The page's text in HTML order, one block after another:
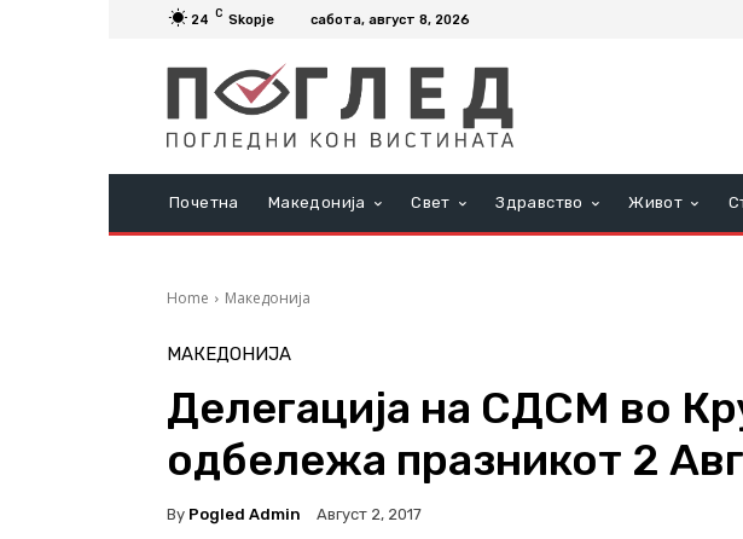
24 C Skopje сабота, август 8, 2026
Почетна Македонија Свет Здравство Живот
Home Македонија
МАКЕДОНИЈА
Делегација на СДСМ во
одбележа празникот 2
By Pogled Admin Август 2, 2017